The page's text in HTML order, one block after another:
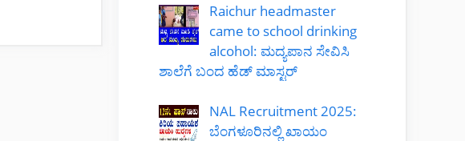
Raichur headmaster
came to school drinking
alcohol: ಮದ್ಯಪಾನ ಸೇವಿಸಿ
ಶಾಲೆಗೆ ಬಂದ ಹೆಡ್ ಮಾಸ್ಟರ್
NAL Recruitment 2025:
ಬೆಂಗಳೂರಿನಲ್ಲಿ ಖಾಯಂ